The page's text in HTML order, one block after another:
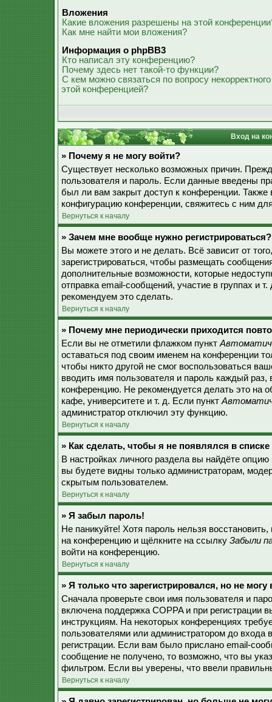
Вложения
Какие вложения разрешены на этой
Как мне найти мои вложения?
Информация о phpBB3
Кто написал эту конференцию?
Почему здесь нет такой-то функции?
С кем можно связаться по вопросу
этой конференцией?
Вход на
» Почему я не могу войти?
Существует несколько возможных причин.
пользователя и пароль. Если данные введены
был ли вам закрыт доступ к конференции. Также
конфигурацию конференции, свяжитесь с ним
Вернуться к началу
» Зачем мне вообще нужно регистрироваться?
Вы можете этого и не делать. Всё зависит от
зарегистрироваться, чтобы размещать
дополнительные возможности, которые
отправка email-сообщений, участие в группах и
рекомендуем это сделать.
Вернуться к началу
» Почему мне периодически приходится
Если вы не отметили флажком пункт
оставаться под своим именем на конференции
чтобы никто другой не смог воспользоваться
вводить имя пользователя и пароль каждый
конференцию. Не рекомендуется делать это на
кафе, университете и т. д. Если пункт
администратор отключил эту функцию.
Вернуться к началу
» Как сделать, чтобы я не появлялся в
В настройках личного раздела вы найдёте опцию
вы будете видны только администраторам,
скрытым пользователем.
Вернуться к началу
» Я забыл пароль!
Не паникуйте! Хотя пароль нельзя
на конференцию и щёлкните на ссылку Забыли
войти на конференцию.
Вернуться к началу
» Я только что зарегистрировался, но не могу
Сначала проверьте свои имя пользователя и
включена поддержка COPPA и при регистрации
инструкциям. На некоторых конференциях
пользователями или администратором до
регистрации. Если вам было прислано email-
сообщение не получено, то возможно, что вы
фильтром. Если вы уверены, что ввели
Вернуться к началу